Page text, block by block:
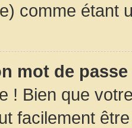
comme étant
mot de
! Bien que
facilement